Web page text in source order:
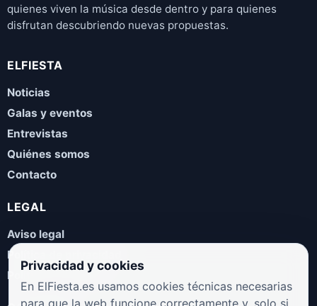
quienes viven la música desde dentro y para quienes
disfrutan descubriendo nuevas propuestas.
ELFIESTA
Noticias
Galas y eventos
Entrevistas
Quiénes somos
Contacto
LEGAL
Aviso legal
Política de privacidad
Política de cookies
Privacidad y cookies
En ElFiesta.es usamos cookies técnicas necesarias
para que la web funcione correctamente y, solo si